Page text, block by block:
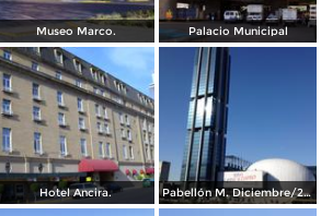
Museo Marco. Palacio Municipal
Hotel Ancira. Pabellón M. Diciembre/2016